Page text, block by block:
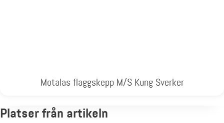
Motalas flaggskepp M/S Kung Sverker
Platser från artikeln